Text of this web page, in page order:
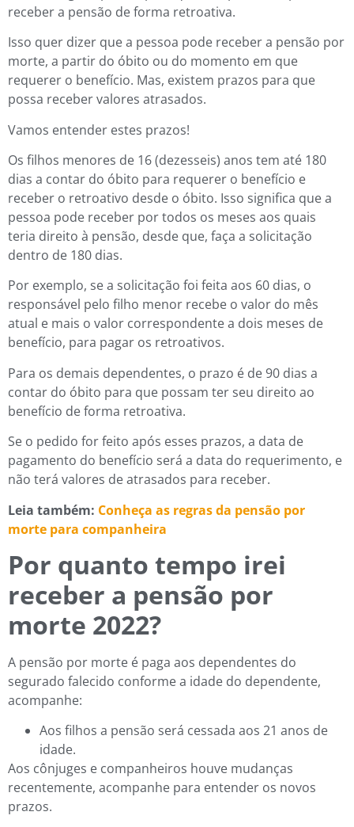
receber a pensão de forma retroativa.
Isso quer dizer que a pessoa pode receber a pensão por
morte, a partir do óbito ou do momento em que
requerer o benefício. Mas, existem prazos para que
possa receber valores atrasados.
Vamos entender estes prazos!
Os filhos menores de 16 (dezesseis) anos tem até 180
dias a contar do óbito para requerer o benefício e
receber o retroativo desde o óbito. Isso significa que a
pessoa pode receber por todos os meses aos quais
teria direito à pensão, desde que, faça a solicitação
dentro de 180 dias.
Por exemplo, se a solicitação foi feita aos 60 dias, o
responsável pelo filho menor recebe o valor do mês
atual e mais o valor correspondente a dois meses de
benefício, para pagar os retroativos.
Para os demais dependentes, o prazo é de 90 dias a
contar do óbito para que possam ter seu direito ao
benefício de forma retroativa.
Se o pedido for feito após esses prazos, a data de
pagamento do benefício será a data do requerimento, e
não terá valores de atrasados para receber.
Leia também: Conheça as regras da pensão por
morte para companheira
Por quanto tempo irei
receber a pensão por
morte 2022?
A pensão por morte é paga aos dependentes do
segurado falecido conforme a idade do dependente,
acompanhe:
Aos filhos a pensão será cessada aos 21 anos de
idade.
Aos cônjuges e companheiros houve mudanças
recentemente, acompanhe para entender os novos
prazos.